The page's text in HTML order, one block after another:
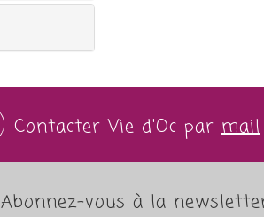
Contacter Vie d'Oc parmail
Abonnez-vous à la